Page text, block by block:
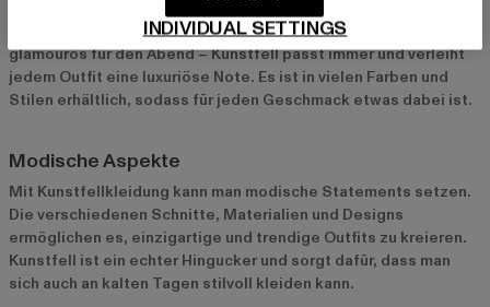
verschiedene Anlässe stylen. Ob lässig für den Alltag oder
glamourös für den Abend – Kunstfell passt immer und verleiht
jedem Outfit eine luxuriöse Note. Es ist in vielen Farben und
Stilen erhältlich, sodass für jeden Geschmack etwas dabei ist.
Modische Aspekte
Mit Kunstfellkleidung kann man modische Statements setzen.
Die verschiedenen Schnitte, Materialien und Designs
ermöglichen es, einzigartige und trendige Outfits zu kreieren.
Kunstfell ist ein echter Hingucker und sorgt dafür, dass man
sich auch an kalten Tagen stilvoll kleiden kann.
INDIVIDUAL SETTINGS